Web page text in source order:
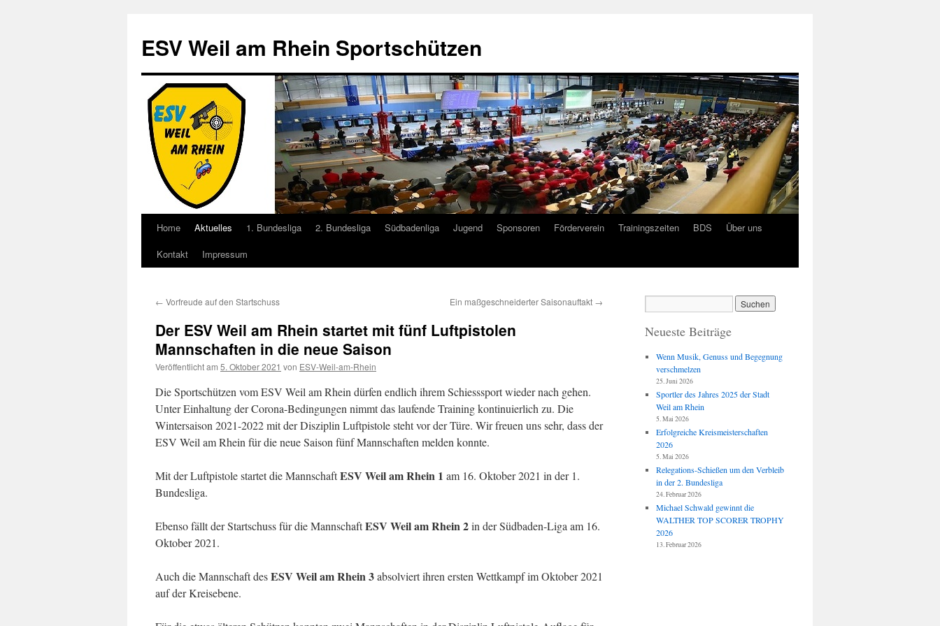
springen
ESV Weil am Rhein Sportschützen
Home Aktuelles 1. Bundesliga 2. Bundesliga Südbadenliga Jugend Sponsoren Förderverein Trainingszeiten BDS
Über uns
Kontakt
Impressum
← Vorfreude auf den Startschuss Ein maßgeschneiderter Saisonauftakt →
Der ESV Weil am Rhein startet mit fünf Luftpistolen
Mannschaften in die neue Saison
Veröffentlicht am 5. Oktober 2021 von ESV-Weil-am-Rhein
Die Sportschützen vom ESV Weil am Rhein dürfen endlich ihrem Schiesssport wieder nach gehen.
Unter Einhaltung der Corona-Bedingungen nimmt das laufende Training kontinuierlich zu. Die
Wintersaison 2021-2022 mit der Disziplin Luftpistole steht vor der Türe. Wir freuen uns sehr, dass der
ESV Weil am Rhein für die neue Saison fünf Mannschaften melden konnte.
Mit der Luftpistole startet die MannschaftESV Weil am Rhein 1 am 16. Oktober 2021 in der 1.
Bundesliga.
Ebenso fällt der Startschuss für die MannschaftESV Weil am Rhein 2in der Südbaden-Liga am 16.
Oktober 2021.
Auch die Mannschaft desESV Weil am Rhein 3absolviert ihren ersten Wettkampf im Oktober 2021
auf der Kreisebene.
Neueste Beiträge
Wenn Musik, Genuss und Begegnung
verschmelzen
25. Juni 2026
Sportler des Jahres 2025 der Stadt
Weil am Rhein
5. Mai 2026
Erfolgreiche Kreismeisterschaften
2026
5. Mai 2026
Relegations-Schießen um den Verbleib
in der 2. Bundesliga
24. Februar 2026
Michael Schwald gewinnt die
WALTHER TOP SCORER TROPHY
2026
13. Februar 2026